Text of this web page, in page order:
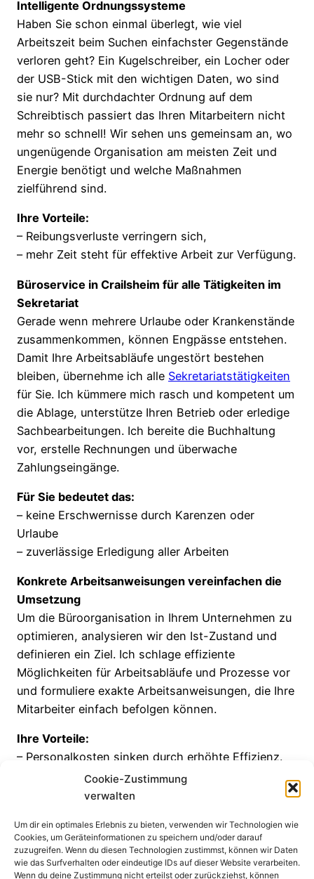
Cookie-Zustimmung
verwalten
Um dir ein optimales Erlebnis zu bieten, verwenden wir Technologien wie
Cookies, um Geräteinformationen zu speichern und/oder darauf
zuzugreifen. Wenn du diesen Technologien zustimmst, können wir Daten
wie das Surfverhalten oder eindeutige IDs auf dieser Website verarbeiten.
Wenn du deine Zustimmung nicht erteilst oder zurückziehst, können
Intelligente Ordnungssysteme
Haben Sie schon einmal überlegt, wie viel
Arbeitszeit beim Suchen einfachster Gegenstände
verloren geht? Ein Kugelschreiber, ein Locher oder
der USB-Stick mit den wichtigen Daten, wo sind
sie nur? Mit durchdachter Ordnung auf dem
Schreibtisch passiert das Ihren Mitarbeitern nicht
mehr so schnell! Wir sehen uns gemeinsam an, wo
ungenügende Organisation am meisten Zeit und
Energie benötigt und welche Maßnahmen
zielführend sind.
Ihre Vorteile:
– Reibungsverluste verringern sich,
– mehr Zeit steht für effektive Arbeit zur Verfügung.
Büroservice in Crailsheim für alle Tätigkeiten im
Sekretariat
Gerade wenn mehrere Urlaube oder Krankenstände
zusammenkommen, können Engpässe entstehen.
Damit Ihre Arbeitsabläufe ungestört bestehen
bleiben, übernehme ich alle Sekretariatstätigkeiten
für Sie. Ich kümmere mich rasch und kompetent um
die Ablage, unterstütze Ihren Betrieb oder erledige
Sachbearbeitungen. Ich bereite die Buchhaltung
vor, erstelle Rechnungen und überwache
Zahlungseingänge.
Für Sie bedeutet das:
– keine Erschwernisse durch Karenzen oder
Urlaube
– zuverlässige Erledigung aller Arbeiten
Konkrete Arbeitsanweisungen vereinfachen die
Umsetzung
Um die Büroorganisation in Ihrem Unternehmen zu
optimieren, analysieren wir den Ist-Zustand und
definieren ein Ziel. Ich schlage effiziente
Möglichkeiten für Arbeitsabläufe und Prozesse vor
und formuliere exakte Arbeitsanweisungen, die Ihre
Mitarbeiter einfach befolgen können.
Ihre Vorteile:
– Personalkosten sinken durch erhöhte Effizienz.
– Ich stehe Ihnen und Ihren Mitarbeitern während
des gesamten Prozesses als zuverlässige
Haben Sie Fragen zu meinen Leistungen oder
benötigen Sie Unterstützung? Kontaktieren Sie